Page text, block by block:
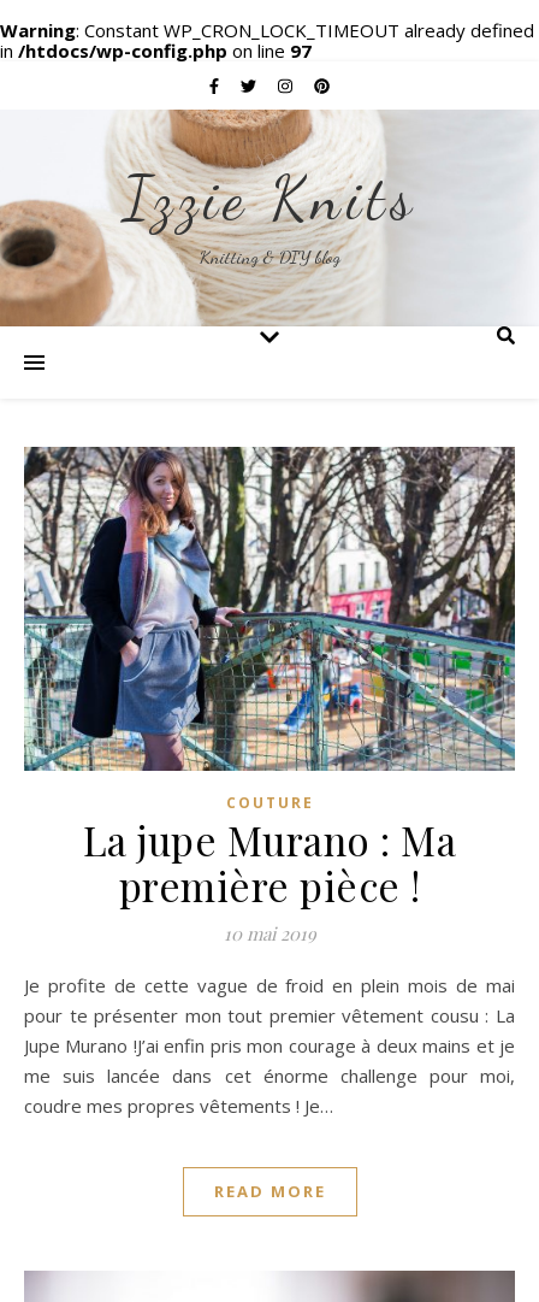
Warning: Constant WP_CRON_LOCK_TIMEOUT already defined
in /htdocs/wp-config.php on line 97
Izzie Knits
Knitting & DIY blog
COUTURE
La jupe Murano : Ma
première pièce !
10 mai 2019
Je profite de cette vague de froid en plein mois de mai
pour te présenter mon tout premier vêtement cousu : La
Jupe Murano !J’ai enfin pris mon courage à deux mains et je
me suis lancée dans cet énorme challenge pour moi,
coudre mes propres vêtements ! Je…
READ MORE